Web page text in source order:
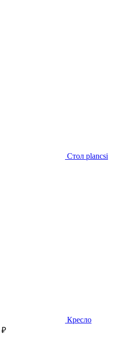
Стол plancsi
Кресло
₽